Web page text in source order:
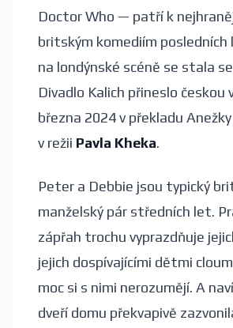
Doctor Who — patří k
britským komediím posledních
na londýnské scéně se stala
Divadlo Kalich přineslo českou
března 2024 v překladu
v režii Pavla Kheka.
Peter a Debbie jsou typický
manželský pár středních let.
zápřah trochu vyprazdňuje
jejich dospívajícími dětmi
moc si s nimi nerozumějí. A
dveří domu překvapivě